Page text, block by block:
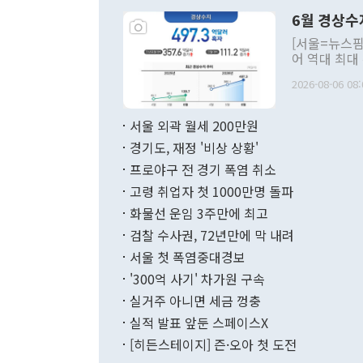
주의적 희망
관의 대북
관 부처 장
관의 무리한
다. [정동영 통일부 장관이 지난달 23일 오후 서울 종로구 정부서울청사에
무너졌다고
함께 4자 대
"우리의 선
6월 경상
[서울=뉴스
어 역대 최
료=한국은행] 한국은행이 6일 발표한 '2026년 6월 국제수지(잠정)'
며 월간 기
196.9% 급
수출은
기록했지만
로 전환됐다.
2026-08-06
서울 외곽 월세 200만원
경기도, 재정 '비상 상황'
프로야구 전 경기 폭염 취소
고령 취업자 첫 1000만명 돌파
화물선 운임 3주만에 최고
검찰 수사권, 72년만에 막 내려
서울 첫 폭염중대경보
'300억 사기' 차가원 구속
실거주 아니면 세금 껑충
실적 발표 앞둔 스페이스X
[히든스테이지] 즌·오아 첫 도전